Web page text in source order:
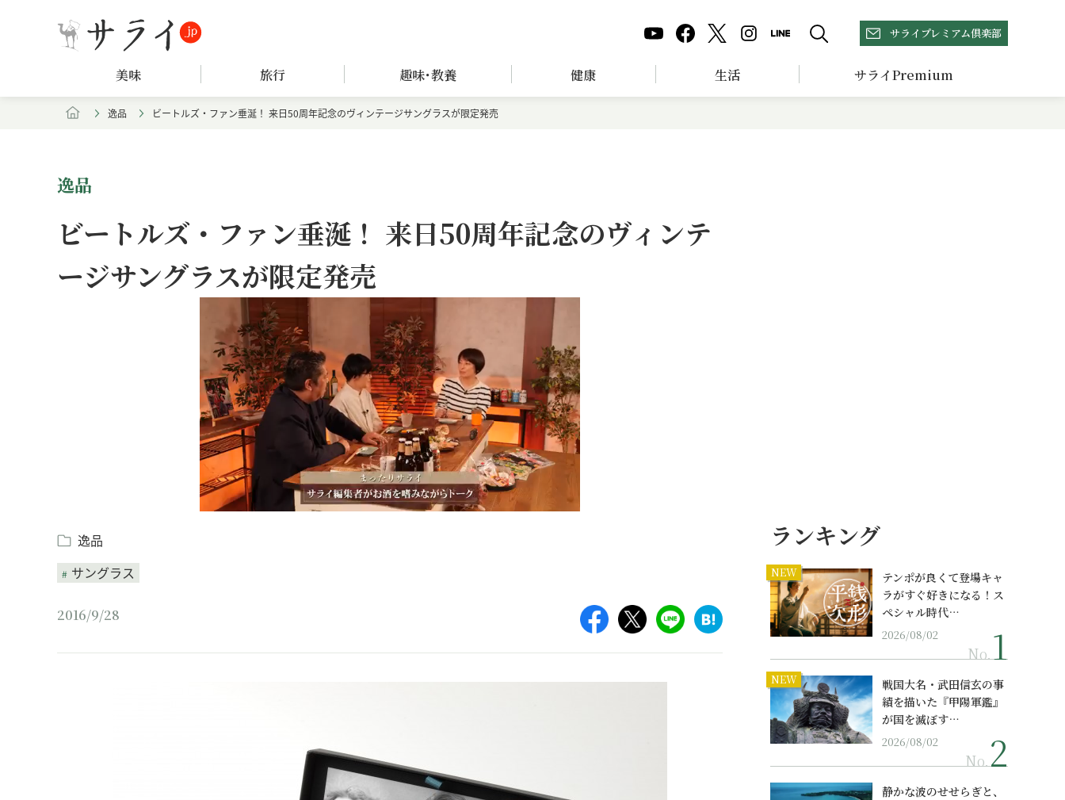
サライプレミアム倶楽部
美味 旅行 趣味･教養 健康 生活 サライPremium
逸品 ビートルズ・ファン垂涎！ 来日50周年記念のヴィンテージサングラスが限定発売
逸品
ビートルズ・ファン垂涎！ 来日50周年記念のヴィンテ
ージサングラスが限定発売
逸品
サングラス
2016/9/28
ランキング
NEW
テンポが良くて登場キャ
ラがすぐ好きになる！ス
ペシャル時代…
2026/08/02
No.
NEW
戦国大名・武田信玄の事
績を描いた『甲陽軍鑑』
が国を滅ぼす…
2026/08/02
No.
静かな波のせせらぎと、